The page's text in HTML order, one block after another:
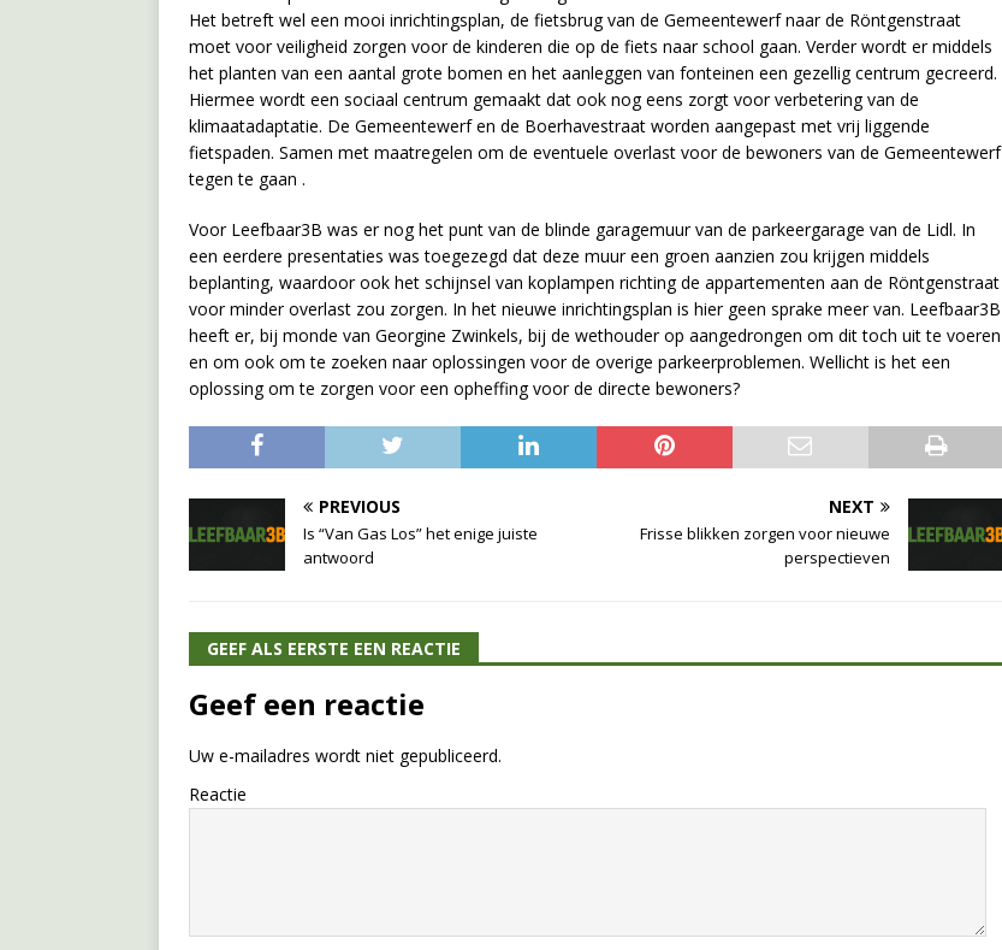
Het betreft wel een mooi inrichtingsplan, de fietsbrug van de Gemeentewerf naar de Röntgenstraat
moet voor veiligheid zorgen voor de kinderen die op de fiets naar school gaan. Verder wordt er middels
het planten van een aantal grote bomen en het aanleggen van fonteinen een gezellig centrum gecreerd.
Hiermee wordt een sociaal centrum gemaakt dat ook nog eens zorgt voor verbetering van de
klimaatadaptatie. De Gemeentewerf en de Boerhavestraat worden aangepast met vrij liggende
fietspaden. Samen met maatregelen om de eventuele overlast voor de bewoners van de Gemeentewerf
tegen te gaan .
Voor Leefbaar3B was er nog het punt van de blinde garagemuur van de parkeergarage van de Lidl. In
een eerdere presentaties was toegezegd dat deze muur een groen aanzien zou krijgen middels
beplanting, waardoor ook het schijnsel van koplampen richting de appartementen aan de Röntgenstraat
voor minder overlast zou zorgen. In het nieuwe inrichtingsplan is hier geen sprake meer van. Leefbaar3B
heeft er, bij monde van Georgine Zwinkels, bij de wethouder op aangedrongen om dit toch uit te voeren
en om ook om te zoeken naar oplossingen voor de overige parkeerproblemen. Wellicht is het een
oplossing om te zorgen voor een opheffing voor de directe bewoners?
PREVIOUS
Is “Van Gas Los” het enige juiste
antwoord
NEXT
Frisse blikken zorgen voor nieuwe
perspectieven
GEEF ALS EERSTE EEN REACTIE
Geef een reactie
Uw e-mailadres wordt niet gepubliceerd.
Reactie